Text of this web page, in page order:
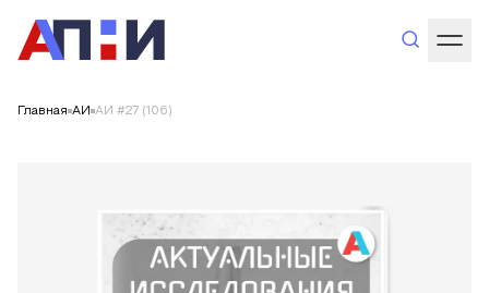
Главная АИ АИ #27 (106)